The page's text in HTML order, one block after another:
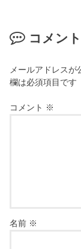
コメン
メールアドレスが
欄は必須項目です
コメント ※
名前 ※